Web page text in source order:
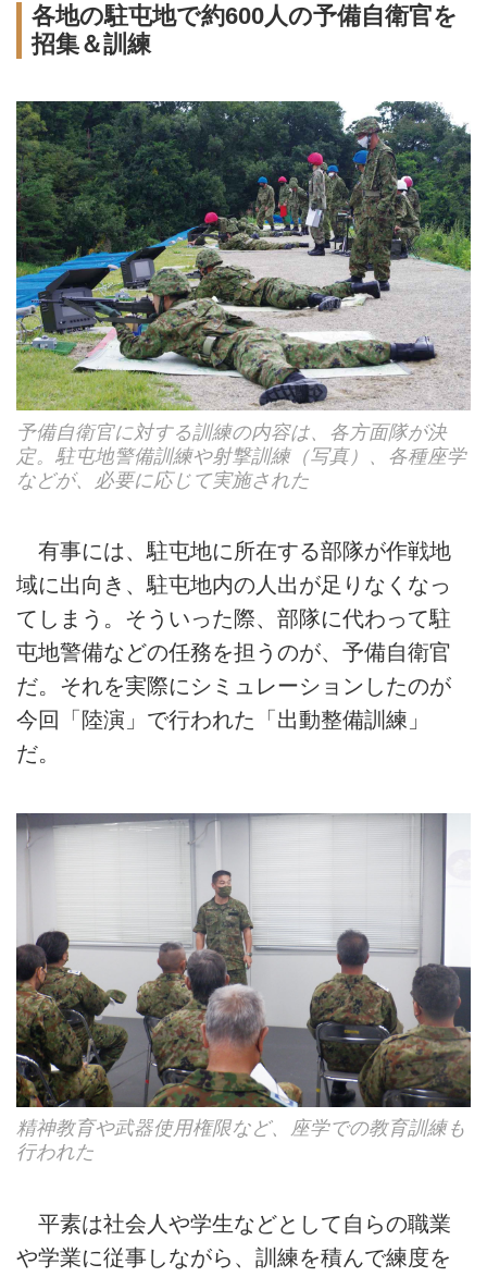
各地の駐屯地で約600人の予備自衛官を
招集＆訓練
予備自衛官に対する訓練の内容は、各方面隊が決
定。駐屯地警備訓練や射撃訓練（写真）、各種座学
などが、必要に応じて実施された
有事には、駐屯地に所在する部隊が作戦地
域に出向き、駐屯地内の人出が足りなくなっ
てしまう。そういった際、部隊に代わって駐
屯地警備などの任務を担うのが、予備自衛官
だ。それを実際にシミュレーションしたのが
今回「陸演」で行われた「出動整備訓練」
だ。
精神教育や武器使用権限など、座学での教育訓練も
行われた
平素は社会人や学生などとして自らの職業
や学業に従事しながら、訓練を積んで練度を